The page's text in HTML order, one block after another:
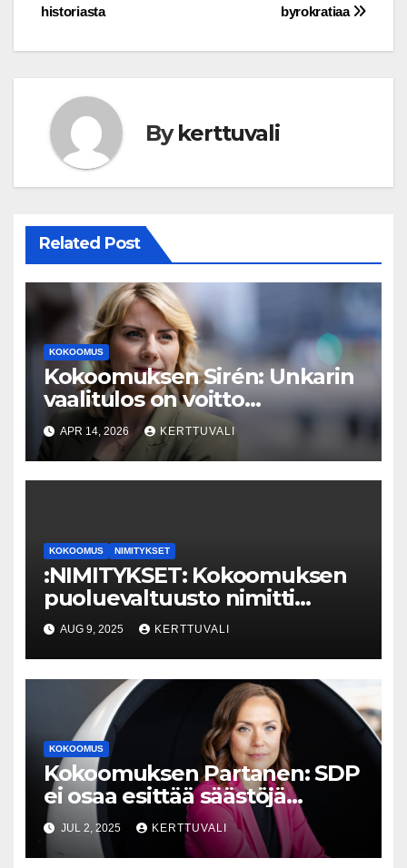
byrokratiaa
historiasta
Bykerttuvali
Related Post
KOKOOMUS
Kokoomuksen Sirén: Unkarin
vaalitulos on voitto
demokratialle
APR 14, 2026 KERTTUVALI
KOKOOMUS NIMITYKSET
:NIMITYKSET: Kokoomuksen
puoluevaltuusto nimitti
puoluesihteeriksi Maggie
Keskisen
AUG 9, 2025 KERTTUVALI
KOKOOMUS
Kokoomuksen Partanen: SDP
ei osaa esittää säästöjä
tuhlaamatta niitä heti uusiin
kohteisiin
JUL 2, 2025 KERTTUVALI